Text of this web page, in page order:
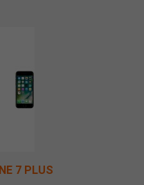
7 PLUS